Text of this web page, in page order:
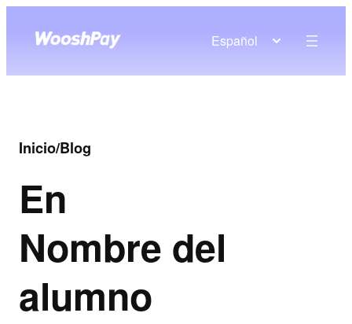
Español
Inicio/Blog
En
Nombre del
alumno